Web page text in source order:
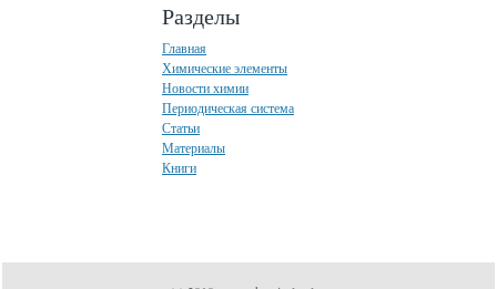
Разделы
Главная
Химические элементы
Новости химии
Периодическая система
Статьи
Материалы
Книги